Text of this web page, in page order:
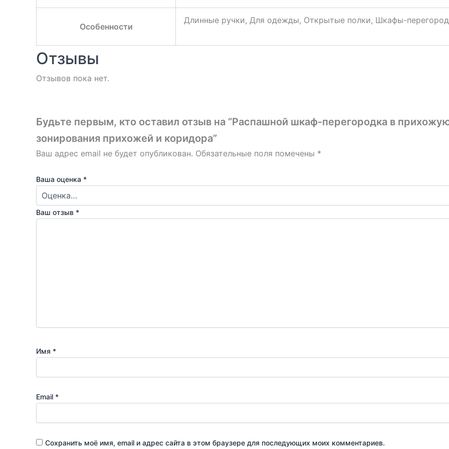
Особенности
Длинные ручки, Для одежды, Открытые полки, Шкафы-
Отзывы
Отзывов пока нет.
Будьте первым, кто оставил отзыв на “Распашной шкаф-перегородка в
зонирования прихожей и коридора”
Ваш адрес email не будет опубликован. Обязательные поля помечены *
Ваша оценка *
Ваш отзыв *
Имя *
Email *
Сохранить моё имя, email и адрес сайта в этом браузере для последующих моих комментариев.